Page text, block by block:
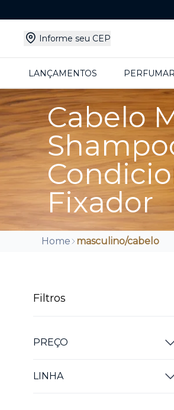
Informe seu CEP
LANÇAMENTOS
Cabelo
Fixador
Home masculino/cabelo
Filtros
PREÇO
LINHA